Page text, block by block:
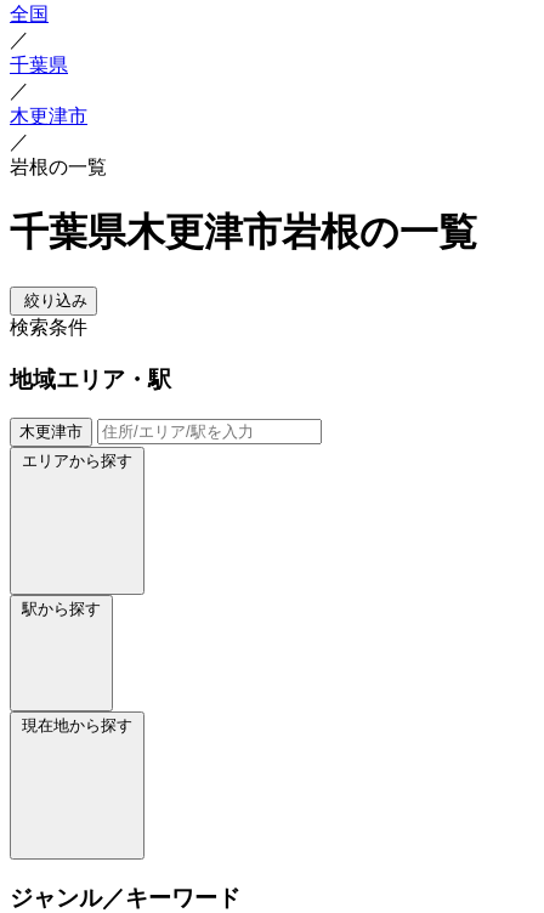
全国
／
千葉県
／
木更津市
／
岩根の一覧
千葉県木更津市岩根の一覧
絞り込み
検索条件
地域エリア・駅
木更津市
エリアから探す
駅から探す
現在地から探す
ジャンル／キーワード